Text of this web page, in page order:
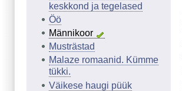
keskkond ja tegelased
Öö
Männikoor
Musträstad
Malaze romaanid. Kümme
tükki.
Väikese haugi püük